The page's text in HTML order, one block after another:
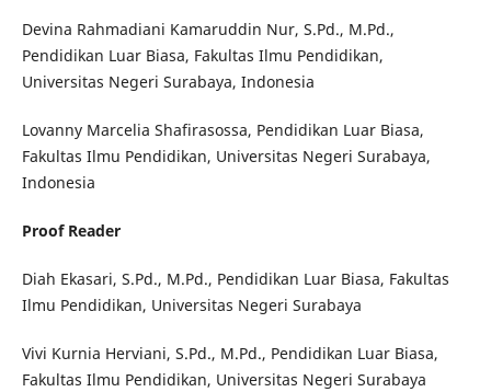
Devina Rahmadiani Kamaruddin Nur, S.Pd., M.Pd.,
Pendidikan Luar Biasa, Fakultas Ilmu Pendidikan,
Universitas Negeri Surabaya, Indonesia
Lovanny Marcelia Shafirasossa, Pendidikan Luar Biasa,
Fakultas Ilmu Pendidikan, Universitas Negeri Surabaya,
Indonesia
Proof Reader
Diah Ekasari, S.Pd., M.Pd., Pendidikan Luar Biasa, Fakultas
Ilmu Pendidikan, Universitas Negeri Surabaya
Vivi Kurnia Herviani, S.Pd., M.Pd., Pendidikan Luar Biasa,
Fakultas Ilmu Pendidikan, Universitas Negeri Surabaya